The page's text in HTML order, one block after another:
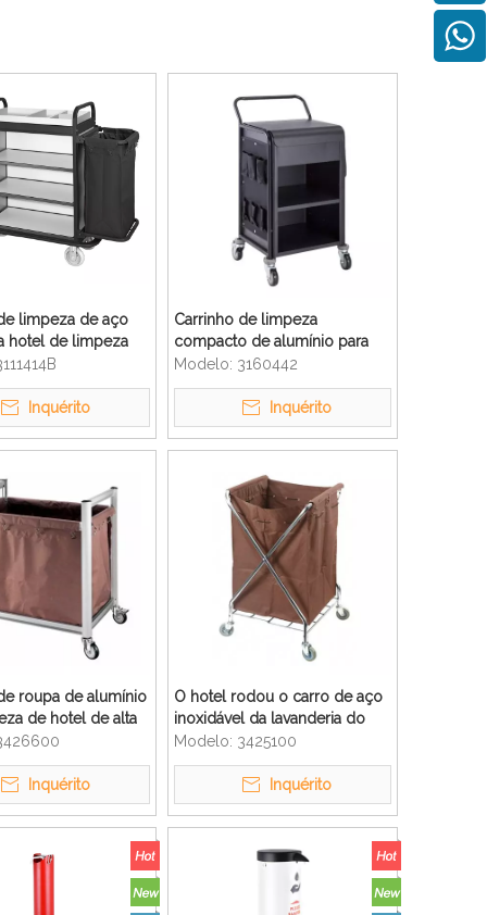
limpeza de aço
hotel de limpeza
Inquérito
Carrinho de limpeza
compacto de alumínio para
serviço de quarto de hotel
Modelo: 3160442
Inquérito
roupa de alumínio
de hotel de alta
Inquérito
O hotel rodou o carro de aço
inoxidável da lavanderia do
quadro de X com o saco para
o linho
Modelo: 3425100
Inquérito